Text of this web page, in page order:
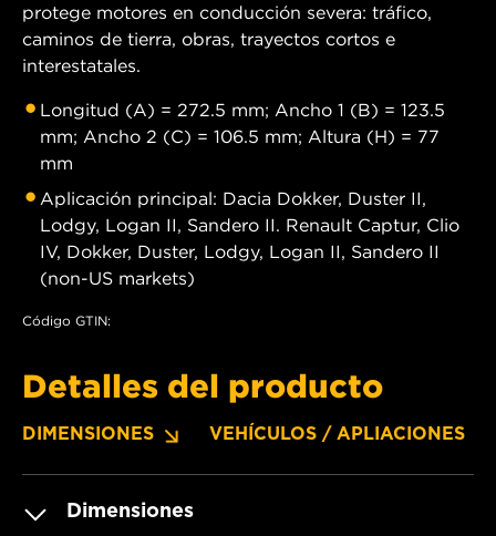
protege motores en conducción severa: tráfico,
caminos de tierra, obras, trayectos cortos e
interestatales.
Longitud (A) = 272.5 mm; Ancho 1 (B) = 123.5
mm; Ancho 2 (C) = 106.5 mm; Altura (H) = 77
mm
Aplicación principal: Dacia Dokker, Duster II,
Lodgy, Logan II, Sandero II. Renault Captur, Clio
IV, Dokker, Duster, Lodgy, Logan II, Sandero II
(non-US markets)
Código GTIN:
Detalles del producto
DIMENSIONES VEHÍCULOS / APLIACIONES
Dimensiones